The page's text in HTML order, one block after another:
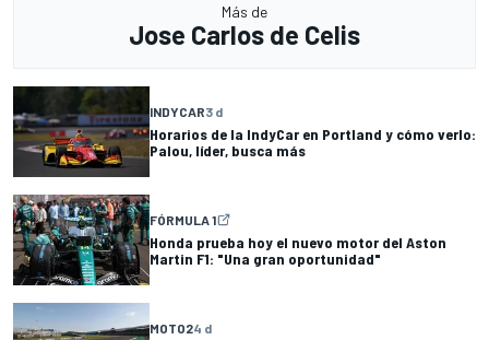
Más de
Jose Carlos de Celis
INDYCAR3 d
Horarios de la IndyCar en Portland y cómo verlo:
Palou, líder, busca más
FÓRMULA 1
Honda prueba hoy el nuevo motor del Aston
Martin F1: "Una gran oportunidad"
MOTO24 d